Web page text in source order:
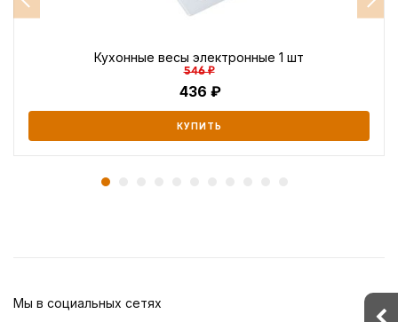
Кухонные весы электронные 1 шт
546 ₽
436
КУПИТЬ
Мы в социальных сетях